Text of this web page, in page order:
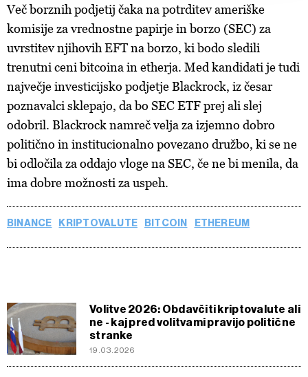
Piškotke lahko kadar koli ponovno prilagodite tako, da
kliknete možnost »Prikaži podrobnosti«. Privolitev lahko
kadar koli prekličete brez kakršnih koli posledic.
Več borznih podjetij čaka na potrditev ameriške
komisije za vrednostne papirje in borzo (SEC) za
uvrstitev njihovih EFT na borzo, ki bodo sledili
trenutni ceni bitcoina in etherja. Med kandidati je tudi
največje investicijsko podjetje Blackrock, iz česar
poznavalci sklepajo, da bo SEC ETF prej ali slej
odobril. Blackrock namreč velja za izjemno dobro
politično in institucionalno povezano družbo, ki se ne
bi odločila za oddajo vloge na SEC, če ne bi menila, da
ima dobre možnosti za uspeh.
BINANCE KRIPTOVALUTE BITCOIN ETHEREUM
Volitve 2026: Obdavčiti kriptovalute ali
ne - kaj pred volitvami pravijo politične
stranke
19.03.2026